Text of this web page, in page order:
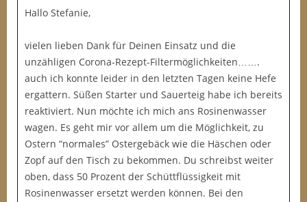
Hallo Stefanie,
vielen lieben Dank für Deinen Einsatz und die
unzähligen Corona-Rezept-Filtermöglichkeiten…….
auch ich konnte leider in den letzten Tagen keine Hefe
ergattern. Süßen Starter und Sauerteig habe ich bereits
reaktiviert. Nun möchte ich mich ans Rosinenwasser
wagen. Es geht mir vor allem um die Möglichkeit, zu
Ostern “normales” Ostergebäck wie die Häschen oder
Zopf auf den Tisch zu bekommen. Du schreibst weiter
oben, dass 50 Prozent der Schüttflüssigkeit mit
Rosinenwasser ersetzt werden können. Bei den